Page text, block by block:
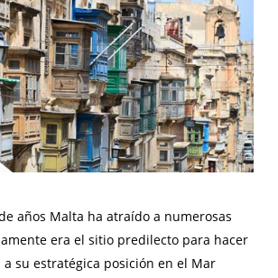
años Malta ha atraído a numerosas
era el sitio predilecto para hacer
a su estratégica posición en el Mar